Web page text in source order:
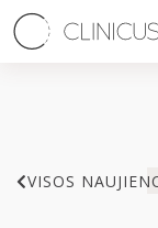
VISOS